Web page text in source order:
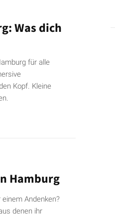
Was dich
für alle
Kopf. Kleine
Hamburg
Andenken?
denen ihr